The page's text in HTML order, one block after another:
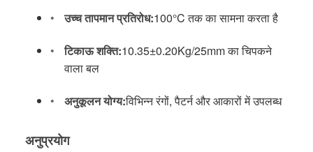
उच्च तापमान प्रतिरोध:100°C तक का सामना करता है
टिकाऊ शक्ति:10.35±0.20Kg/25mm का चिपकने
वाला बल
अनुकूलन योग्य:विभिन्न रंगों, पैटर्न और आकारों में उपलब्ध
अनुप्रयोग